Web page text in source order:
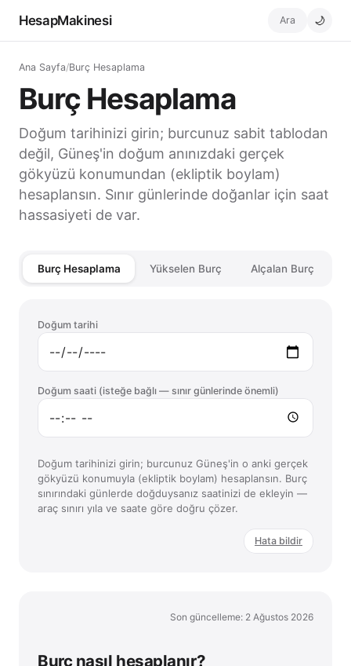
HesapMakinesi Ara 🌙
Ana Sayfa/Burç Hesaplama
Burç Hesaplama
Doğum tarihinizi girin; burcunuz sabit tablodan
değil, Güneş'in doğum anınızdaki gerçek
gökyüzü konumundan (ekliptik boylam)
hesaplansın. Sınır günlerinde doğanlar için saat
hassasiyeti de var.
Burç Hesaplama Yükselen Burç Alçalan Burç
Doğum tarihi
Doğum saati (isteğe bağlı — sınır günlerinde önemli)
Doğum tarihinizi girin; burcunuz Güneş'in o anki gerçek
gökyüzü konumuyla (ekliptik boylam) hesaplansın. Burç
sınırındaki günlerde doğduysanız saatinizi de ekleyin —
araç sınırı yıla ve saate göre doğru çözer.
Hata bildir
Son güncelleme: 2 Ağustos 2026
Burç nasıl hesaplanır?